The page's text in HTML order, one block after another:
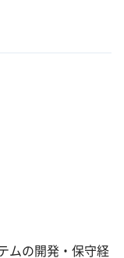
ムの開発・保守経